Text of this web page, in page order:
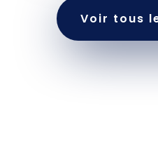
Voir tous